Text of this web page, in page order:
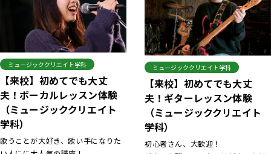
ミュージッククリエイト学科
【来校】初めてでも大丈
夫！ボーカルレッスン体験
（ミュージッククリエイト
学科）
歌うことが大好き、歌い手になりた
ミュージッククリエイト学科
【来校】初めてでも大丈
夫！ギターレッスン体験
（ミュージッククリエイト
学科）
初心者さん、大歓迎！